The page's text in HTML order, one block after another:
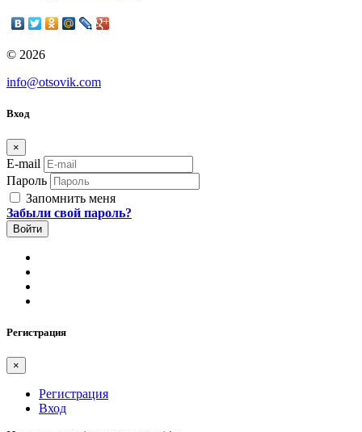
© 2026
info@otsovik.com
Вход
×
E-mail
Пароль
Запомнить меня
Забыли свой пароль?
Регистрация
×
Регистрация
Вход